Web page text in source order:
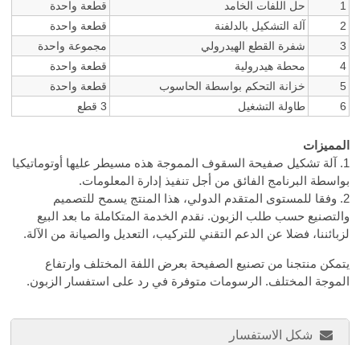
1
حل اللفات الخامد
قطعة واحدة
2
آلة التشكيل بالدلفنة
قطعة واحدة
3
شفرة القطع الهيدرولي
مجموعة واحدة
4
محطة هيدرولية
قطعة واحدة
5
خزانة التحكم بواسطة الحاسوب
قطعة واحدة
6
طاولة التشغيل 3 قطع
المميزات
1. آلة تشكيل صفيحة السقوف المموجة هذه مسيطر عليها أوتوماتيكيا
بواسطة البرنامج الفائق من أجل تنفيذ إدارة المعلومات.
2. وفقا للمستوى المتقدم الدولي، هذا المنتج يسمح للتصميم
والتصنيع حسب طلب الزبون. نقدم الخدمة المتكاملة ما بعد البيع
لزبائننا، فضلا عن الدعم التقني للتركيب، التعديل والصيانة من الآلة.
يتمكن منتجنا من تصنيع الصفيحة بعرض اللفة المختلف وارتفاع
الموجة المختلف. الرسومات متوفرة في رد على استفسار الزبون.
شكل الاستفسار